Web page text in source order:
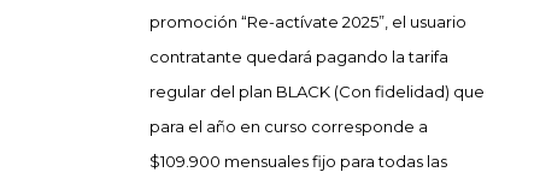
promoción “Re-actívate 2025”, el usuario
contratante quedará pagando la tarifa
regular del plan BLACK (Con fidelidad) que
para el año en curso corresponde a
$109.900 mensuales fijo para todas las